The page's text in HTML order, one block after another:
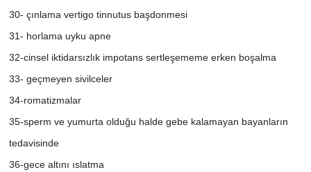
30- çınlama vertigo tinnutus başdonmesi
31- horlama uyku apne
32-cinsel iktidarsızlık impotans sertleşememe erken boşalma
33- geçmeyen sivilceler
34-romatizmalar
35-sperm ve yumurta olduğu halde gebe kalamayan bayanların
tedavisinde
36-gece altını ıslatma